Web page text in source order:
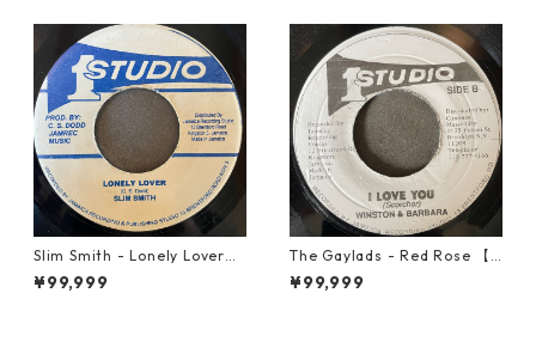
Slim Smith - Lonely Lover
【7-21921】
¥99,999
The Gaylads - Red Rose 【7
-21853】
¥99,999